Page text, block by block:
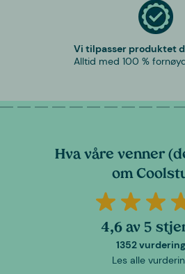
Vi tilpasser produktet
Alltid med 100 %
Hva våre venner
om
4,6 av 5
1352
Les alle